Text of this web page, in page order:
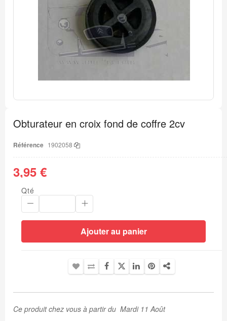
début
de
Galerie
Obturateur en croix fond de coffre 2cv
Référence 1902058
3,95 €
Qté
Ajouter au panier
Ce produit chez vous à partir du Mardi 11 Août